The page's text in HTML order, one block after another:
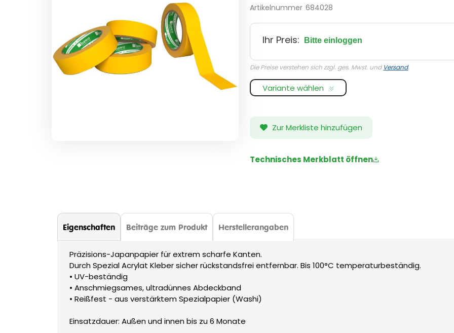
Artikelnummer 684028
Ihr Preis: Bitte einloggen
Die Preise verstehen sich zzgl. ges. Mwst. und Versand.
Variante wählen
Zur Merkliste hinzufügen
Technisches Merkblatt öffnen
Eigenschaften
Präzisions-Japanpapier für extrem scharfe Kanten.
Durch Spezial Acrylat Kleber sicher rückstandsfrei entfernbar. Bis 100°C temperaturbeständig.
• UV-beständig
• Anschmiegsames, ultradünnes Abdeckband
• Reißfest - aus verstärktem Spezialpapier (Washi)
Einsatzdauer: Außen und innen bis zu 6 Monate
Beiträge zum Produkt Herstellerangaben